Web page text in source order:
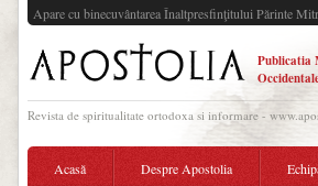
Apare cu binecuvântarea Înaltpresfinţitului Părinte
Publicatia
Revista de spiritualitate ortodoxa si informare -
Acasă Despre Apostolia